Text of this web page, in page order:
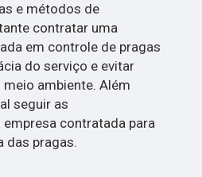
e métodos de
contratar uma
em controle de pragas
do serviço e evitar
ambiente. Além
seguir as
contratada para
das pragas.